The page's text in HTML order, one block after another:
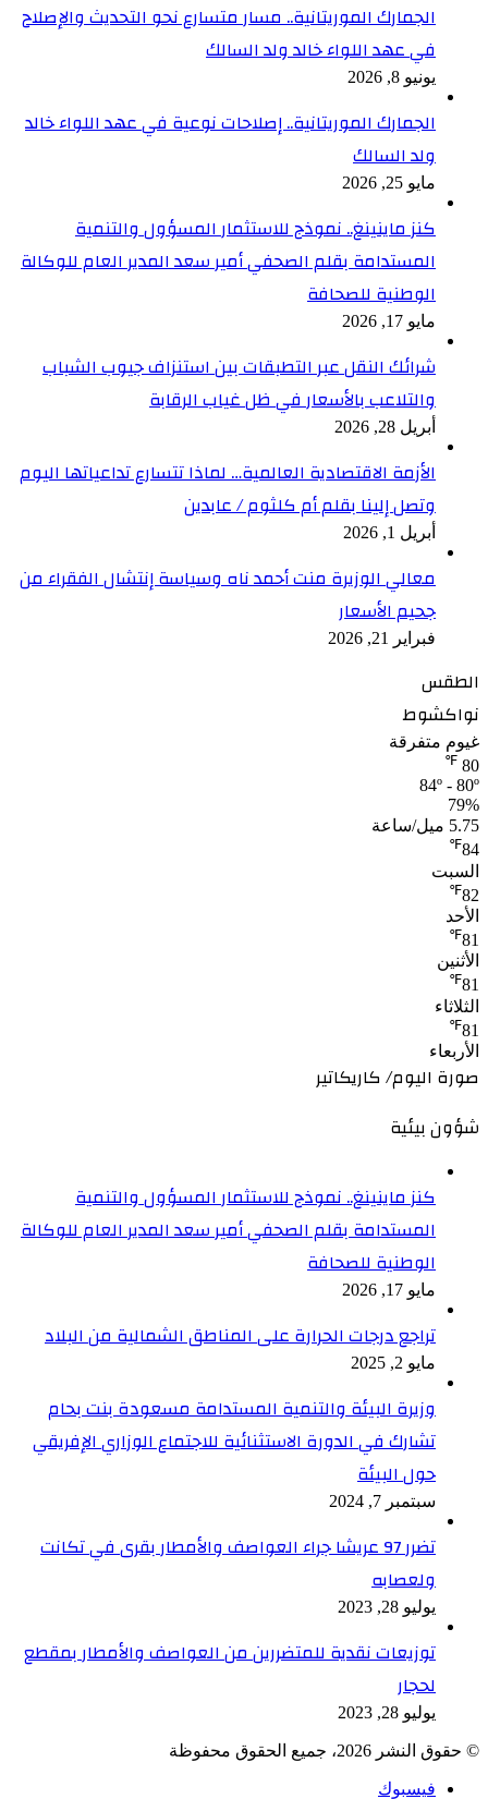
الجمارك الموريتانية.. مسار متسارع نحو التحديث والإصلاح
في عهد اللواء خالد ولد السالك
يونيو 8, 2026
الجمارك الموريتانية.. إصلاحات نوعية في عهد اللواء خالد
ولد السالك
مايو 25, 2026
كنز ماينينغ.. نموذج للاستثمار المسؤول والتنمية
المستدامة بقلم الصحفي أمير سعد المدير العام للوكالة
الوطنية للصحافة
مايو 17, 2026
شرائك النقل عبر التطبقات بين استنزاف جيوب الشباب
والتلاعب بالأسعار في ظل غياب الرقابة
أبريل 28, 2026
الأزمة الاقتصادية العالمية… لماذا تتسارع تداعياتها اليوم
وتصل إلينا بقلم أم كلثوم / عابدين
أبريل 1, 2026
معالي الوزيرة منت أحمد ناه وسياسة إنتشال الفقراء من
جحيم الأسعار
فبراير 21, 2026
الطقس
نواكشوط
غيوم متفرقة
80
℉
84º - 80º
79%
5.75 ميل/ساعة
84
℉
السبت
82
℉
الأحد
81
℉
الأثنين
81
℉
الثلاثاء
81
℉
الأربعاء
صورة اليوم/ كاريكاتير
شؤون بيئية
كنز ماينينغ.. نموذج للاستثمار المسؤول والتنمية
المستدامة بقلم الصحفي أمير سعد المدير العام للوكالة
الوطنية للصحافة
مايو 17, 2026
تراجع درجات الحرارة على المناطق الشمالية من البلاد
مايو 2, 2025
وزيرة البيئة والتنمية المستدامة مسعودة بنت بحام
تشارك في الدورة الاستثنائية للاجتماع الوزاري الإفريقي
حول البيئة
سبتمبر 7, 2024
تضرر 97 عريشا جراء العواصف والأمطار بقرى في تكانت
ولعصابه
يوليو 28, 2023
توزيعات نقدية للمتضررين من العواصف والأمطار بمقطع
لحجار
يوليو 28, 2023
© حقوق النشر 2026، جميع الحقوق محفوظة
فيسبوك